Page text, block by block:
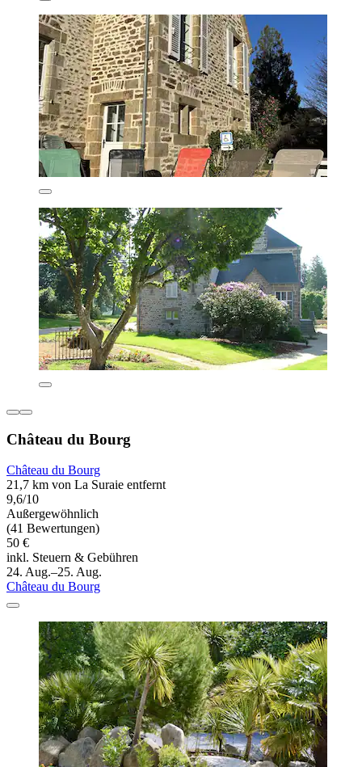
Château du Bourg
Château du Bourg
21,7 km von La Suraie entfernt
9,6/10
Außergewöhnlich
(41 Bewertungen)
50 €
inkl. Steuern & Gebühren
24. Aug.–25. Aug.
Château du Bourg